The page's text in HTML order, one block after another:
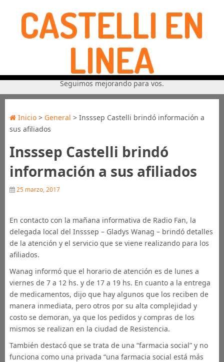
CASTELLI EN
LINEA
Seguimos mejorando para vos.
Inicio> General > Insssep Castelli brindó información a
sus afiliados
Insssep Castelli brindó
información a sus afiliados
25 marzo, 2017
En contacto con la mañana informativa de Radio Fan, la
delegada local del Insssep – Gladys Wanag – brindó detalles
de la atención y el servicio que se viene realizando para los
afiliados.
Wanag informó que el horario de atención es de lunes a
viernes de 7 a 12 hs. y de 17 a 19 hs. En cuanto a la entrega
de medicamentos, dijo que hay algunos que los reciben de
manera inmediata, pero otros por su alta complejidad y
costo se demoran, ya que los pedidos y compras de los
mismos se realizan en la ciudad de Resistencia.
También destacó que se trata de una “farmacia social” y no
funciona como una privada “una farmacia social está más